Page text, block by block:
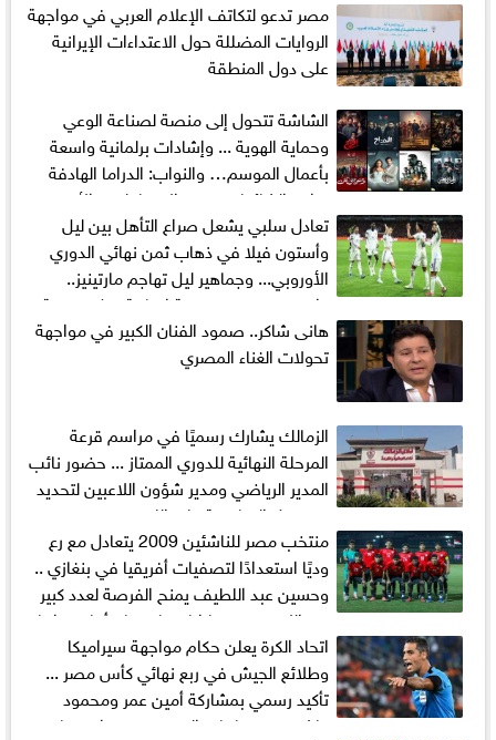
مصر تدعو لتكاتف الإعلام العربي في مواجهة
الروايات المضللة حول الاعتداءات الإيرانية
على دول المنطقة
الشاشة تتحول إلى منصة لصناعة الوعي
وحماية الهوية ... وإشادات برلمانية واسعة
بأعمال الموسم… والنواب: الدراما الهادفة
تواجه الشائعات وتعيد الاعتبار لقيم الأسرة
المصرية
تعادل سلبي يشعل صراع التأهل بين ليل
وأستون فيلا في ذهاب ثمن نهائي الدوري
الأوروبي... وجماهير ليل تهاجم مارتينيز..
وإيمري يبحث عن نتيجة إيجابية قبل موقعة
الحسم في إنجلترا
هانى شاكر.. صمود الفنان الكبير في مواجهة
تحولات الغناء المصري
الزمالك يشارك رسميًا في مراسم قرعة
المرحلة النهائية للدوري الممتاز ... حضور نائب
المدير الرياضي ومدير شؤون اللاعبين لتحديد
مستقبل المنافسة على اللقب
منتخب مصر للناشئين 2009 يتعادل مع رع
وديًا استعدادًا لتصفيات أفريقيا في بنغازي ..
وحسين عبد اللطيف يمنح الفرصة لعدد كبير
من اللاعبين.. ومباراتان حاسمتان أمام تنزانيا
قبل انطلاق التصفياتاتحاد الكرة يعلن حكام مواجهة سيراميكا
وطلائع الجيش في ربع نهائي كأس مصر ...
تأكيد رسمي بمشاركة أمين عمر ومحمود
عاشور في مباريات الدوري رغم قرار فيفا